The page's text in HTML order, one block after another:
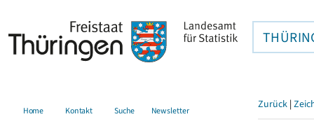
Home Kontakt Suche Newsletter Zurück |